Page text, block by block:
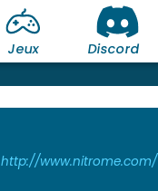
Jeux Discord
http://www.nitrome.com/